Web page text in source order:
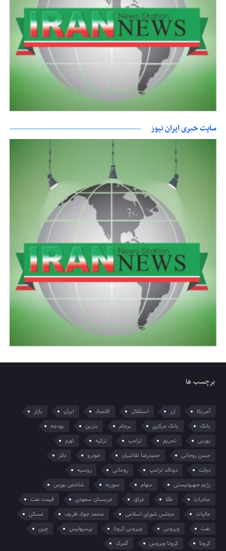
سایت خبری ایران نیوز
برچسب ها
آمریکا ارز استقلال اقتصاد ایران
بازار
بانک
بانک مرکزی برجام بنزین
بودجه
بورس
تحریم ترامپ ترکیه
تورم
حسن روحانی
حمیدرضا نقاشیان خودرو
دلار
دولت
دونالد ترامپ روحانی
روسیه
رژیم صهیونیستی
سهام سوریه
شاخص بورس
صادرات
طلا عراق عربستان سعودی
قیمت نفت
مالیات
مجلس شورای اسلامی محمد جواد ظریف
مسکن
نفت
ویروس ویروس کرونا پرسپولیس
چین
کرونا
کرونا ویروس گمرک